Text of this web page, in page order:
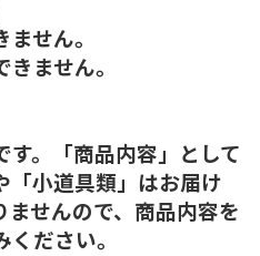
せん。
ません。
。「商品内容」として
「小道具類」はお届け
せんので、商品内容を
ださい。